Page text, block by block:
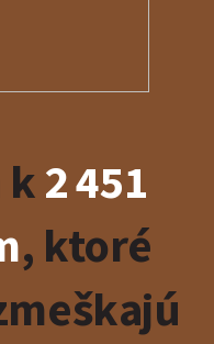
k2 451
, ktoré